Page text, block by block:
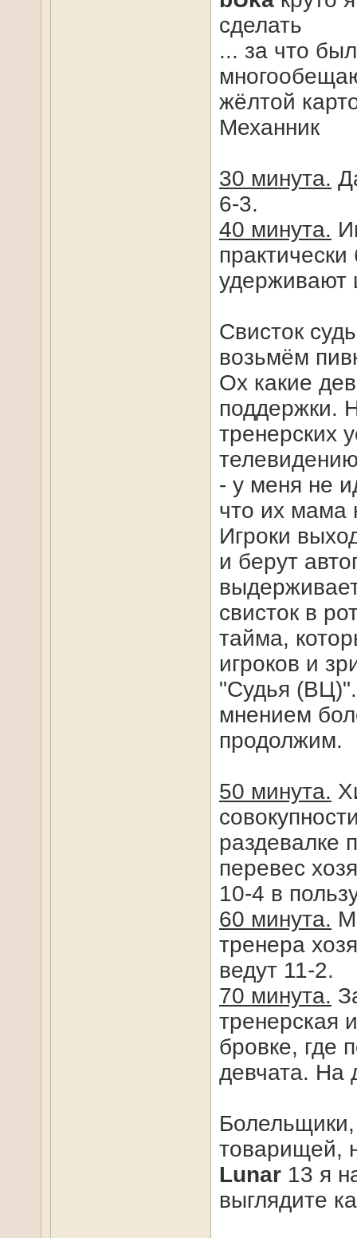
сделать
... за что
жёлтой
Механник
30 минута.
6-3.
40 минута.
удерживают
Свисток
возьмём
Ох какие
поддержки.
тренерских
- у меня не
что их мама
Игроки
и берут
свисток в
тайма,
игроков и
"Судья
мнением
продолжим.
50 минута.
раздевалке
перевес
10-4 в
60 минута.
тренера
ведут 11-2.
70 минута.
тренерская
бровке, где
девчата. На
товарищей,
Lunar 13 я
выглядите